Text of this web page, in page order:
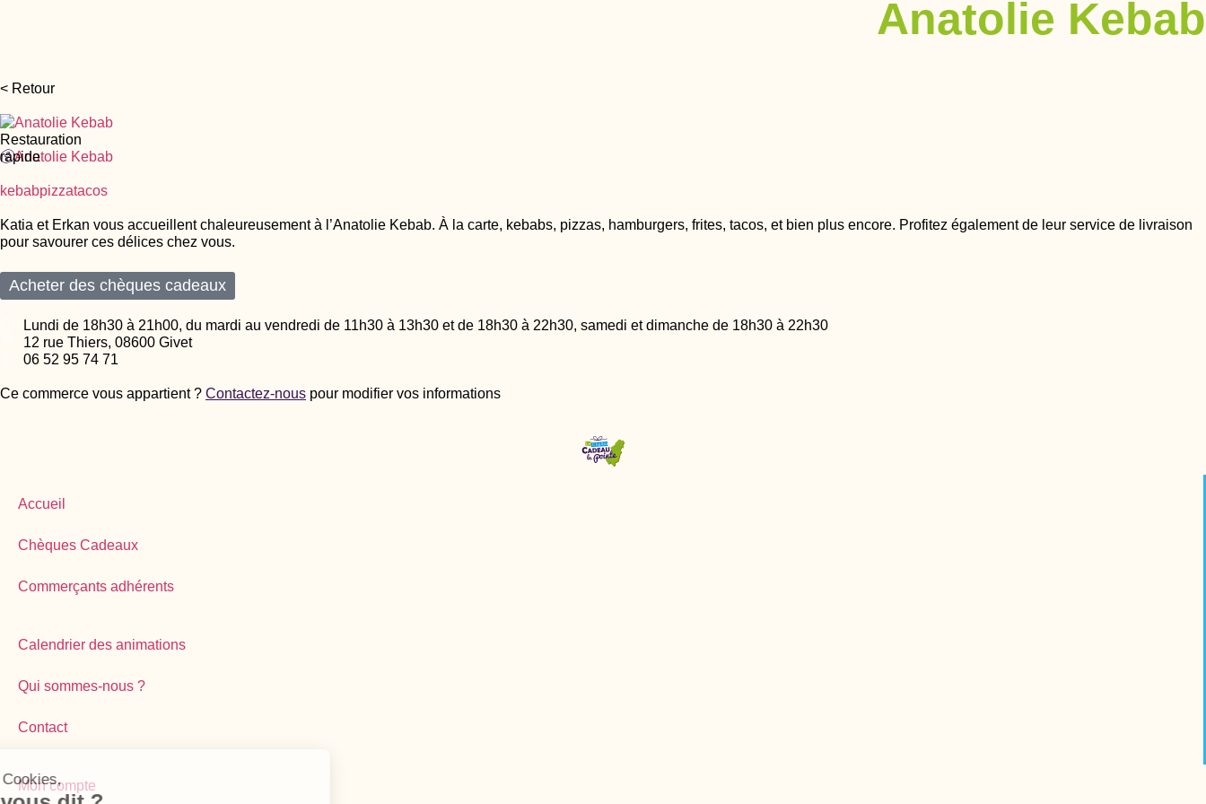
Anatolie Kebab
< Retour
Restauration
rapide
Anatolie Kebab
kebabpizzatacos
Katia et Erkan vous accueillent chaleureusement à l’Anatolie Kebab. À la carte, kebabs, pizzas, hamburgers, frites, tacos, et bien plus encore. Profitez également de leur service de livraison
pour savourer ces délices chez vous.
Acheter des chèques cadeaux
Lundi de 18h30 à 21h00, du mardi au vendredi de 11h30 à 13h30 et de 18h30 à 22h30, samedi et dimanche de 18h30 à 22h30
12 rue Thiers, 08600 Givet
06 52 95 74 71
Ce commerce vous appartient ? Contactez-nous pour modifier vos informations
Accueil
Chèques Cadeaux
Commerçants adhérents
Calendrier des animations
Qui sommes-nous ?
Contact
Mon compte